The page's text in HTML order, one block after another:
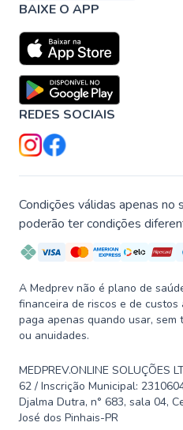
BAIXE O APP
REDES SOCIAIS
Condições válidas apenas no
poderão ter condições
A Medprev não é plano de
financeira de riscos e de custos
paga apenas quando usar, sem
ou anuidades.
MEDPREV.ONLINE SOLUÇÕES
62 / Inscrição Municipal:
Djalma Dutra, n° 683, sala 04,
José dos Pinhais-PR